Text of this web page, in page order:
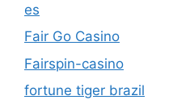
es
Fair Go Casino
Fairspin-casino
fortune tiger brazil